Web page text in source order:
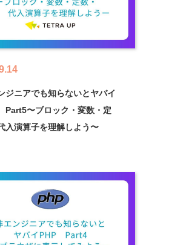
ジニアでも知らないとヤバイ
〜ブロック・変数・定
入演算子を理解しよう〜